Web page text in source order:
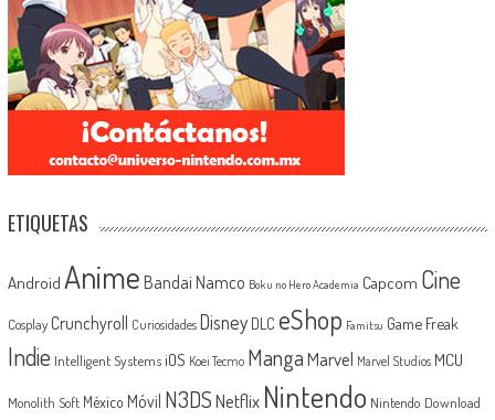
ETIQUETAS
Android Anime Bandai Namco Boku no Hero Academia Capcom Cine
Cosplay Crunchyroll Curiosidades Disney DLC eShop Famitsu Game Freak
Indie Intelligent Systems iOS Koei Tecmo MangaMarvel Marvel Studios MCU
Monolith Soft México Móvil N3DSNetflix Nintendo Nintendo Download